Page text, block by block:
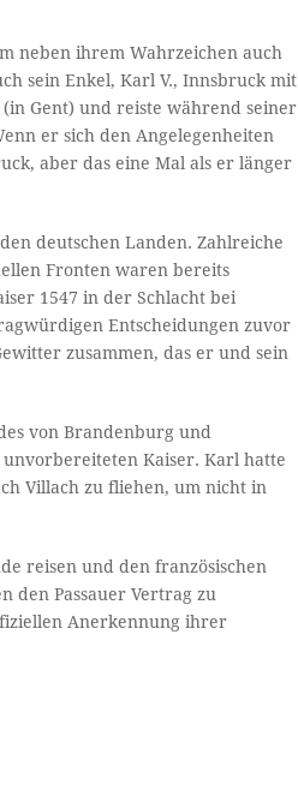
neben ihrem Wahrzeichen auch
sein Enkel, Karl V., Innsbruck mit
Gent) und reiste während seiner
er sich den Angelegenheiten
aber das eine Mal als er länger
deutschen Landen. Zahlreiche
Fronten waren bereits
1547 in der Schlacht bei
Entscheidungen zuvor
zusammen, das er und sein
von Brandenburg und
Kaiser. Karl hatte
Villach zu fliehen, um nicht in
reisen und den französischen
den Passauer Vertrag zu
Anerkennung ihrer